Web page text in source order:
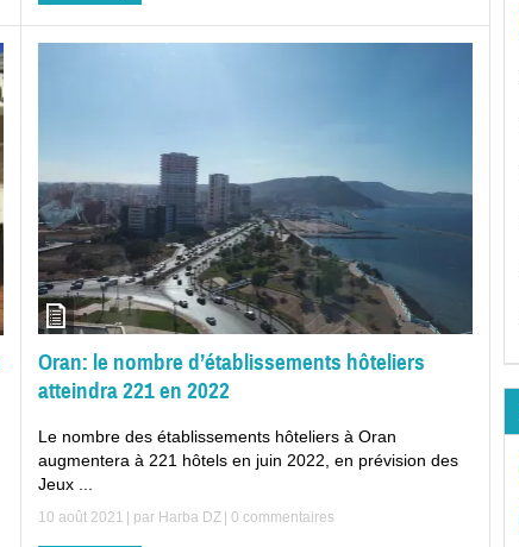
Oran: le nombre d’établissements hôteliers
atteindra 221 en 2022
Le nombre des établissements hôteliers à Oran
augmentera à 221 hôtels en juin 2022, en prévision des
Jeux ...
10 août 2021 | par Harba DZ 0 commentaires